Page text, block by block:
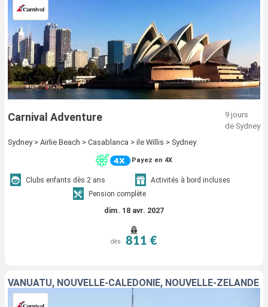
Carnival Adventure
9 jours
de Sydney
Sydney > Airlie Beach > Casablanca > ile Willis > Sydney
Payez en 4X
Clubs enfants dès 2 ans
Activités à bord incluses
Pension complète
dim. 18 avr. 2027
dès 811 €
VANUATU, NOUVELLE-CALÉDONIE, NOUVELLE-ZÉLANDE